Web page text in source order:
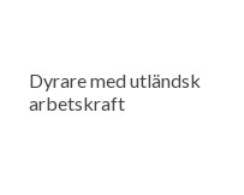
Dyrare med utländsk
arbetskraft